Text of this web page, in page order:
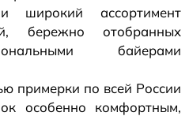
широкий ассортимент
бережно отобранных
байерами
примерки по всей России
особенно комфортным,